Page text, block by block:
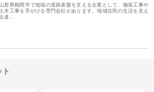
形県鶴岡市で地域の道路基盤を支える企業として、舗装工事や
土木工事を手がける専門会社があります。地域住民の生活を支え
る道…